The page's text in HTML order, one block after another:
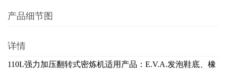
产品细节图
详情
110L强力加压翻转式密炼机适用产品：E.V.A.发泡鞋底、橡